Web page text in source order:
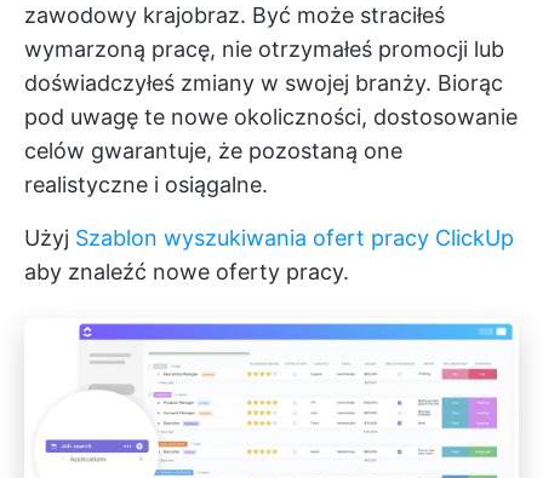
zawodowy krajobraz. Być może straciłeś
wymarzoną pracę, nie otrzymałeś promocji lub
doświadczyłeś zmiany w swojej branży. Biorąc
pod uwagę te nowe okoliczności, dostosowanie
celów gwarantuje, że pozostaną one
realistyczne i osiągalne.
Użyj Szablon wyszukiwania ofert pracy ClickUp
aby znaleźć nowe oferty pracy.